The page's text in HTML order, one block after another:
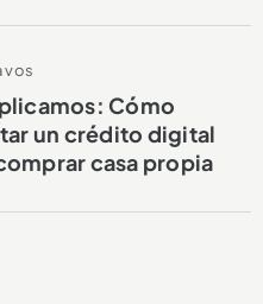
vos
Cómo
un crédito digital
casa propia